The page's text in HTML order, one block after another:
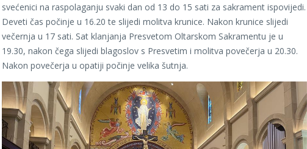
svećenici na raspolaganju svaki dan od 13 do 15 sati za sakrament ispovijedi.
Deveti čas počinje u 16.20 te slijedi molitva krunice. Nakon krunice slijedi
večernja u 17 sati. Sat klanjanja Presvetom Oltarskom Sakramentu je u
19.30, nakon čega slijedi blagoslov s Presvetim i molitva povečerja u 20.30.
Nakon povečerja u opatiji počinje velika šutnja.